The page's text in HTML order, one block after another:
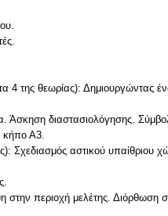
4 της θεωρίας):
Άσκηση διαστασιολόγησης.
κήπο Α3.
Σχεδιασμός αστικού υπαίθριου
περιοχή μελέτης. Διόρθωση